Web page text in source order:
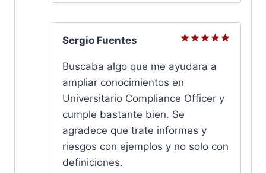
Sergio Fuentes
con5de
5
Buscaba algo que me ayudara a
ampliar conocimientos en
Universitario Compliance Officer y
cumple bastante bien. Se
agradece que trate informes y
riesgos con ejemplos y no solo con
definiciones.